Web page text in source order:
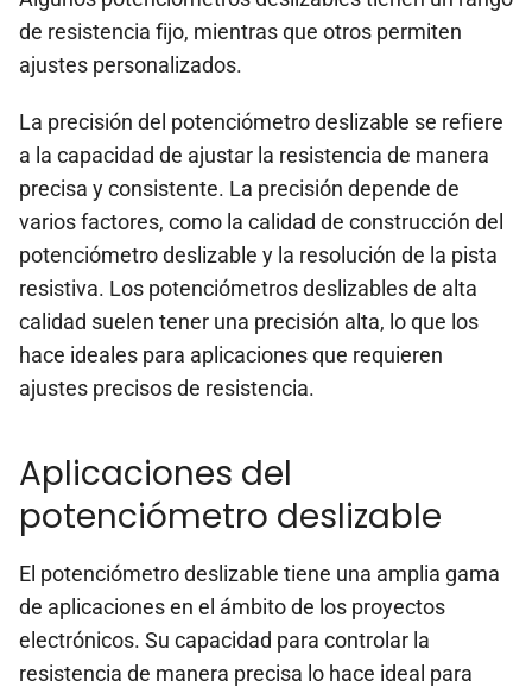
de resistencia fijo, mientras que otros permiten
ajustes personalizados.
La precisión del potenciómetro deslizable se refiere
a la capacidad de ajustar la resistencia de manera
precisa y consistente. La precisión depende de
varios factores, como la calidad de construcción del
potenciómetro deslizable y la resolución de la pista
resistiva. Los potenciómetros deslizables de alta
calidad suelen tener una precisión alta, lo que los
hace ideales para aplicaciones que requieren
ajustes precisos de resistencia.
Aplicaciones del
potenciómetro deslizable
El potenciómetro deslizable tiene una amplia gama
de aplicaciones en el ámbito de los proyectos
electrónicos. Su capacidad para controlar la
resistencia de manera precisa lo hace ideal para